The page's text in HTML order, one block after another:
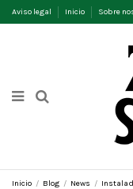
Aviso legal Inicio Sobre
Inicio Blog News